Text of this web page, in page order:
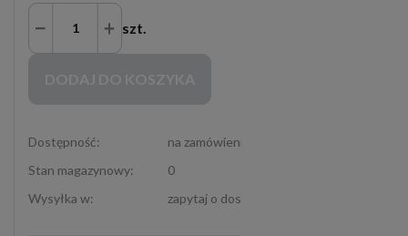
szt.
Dostępność:
na zamówienie
Stan magazynowy:
0
Wysyłka w:
zapytaj o dostępność (12-307-06-72)